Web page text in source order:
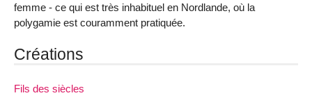
femme - ce qui est très inhabituel en Nordlande, où la
polygamie est couramment pratiquée.
Créations
Fils des siècles